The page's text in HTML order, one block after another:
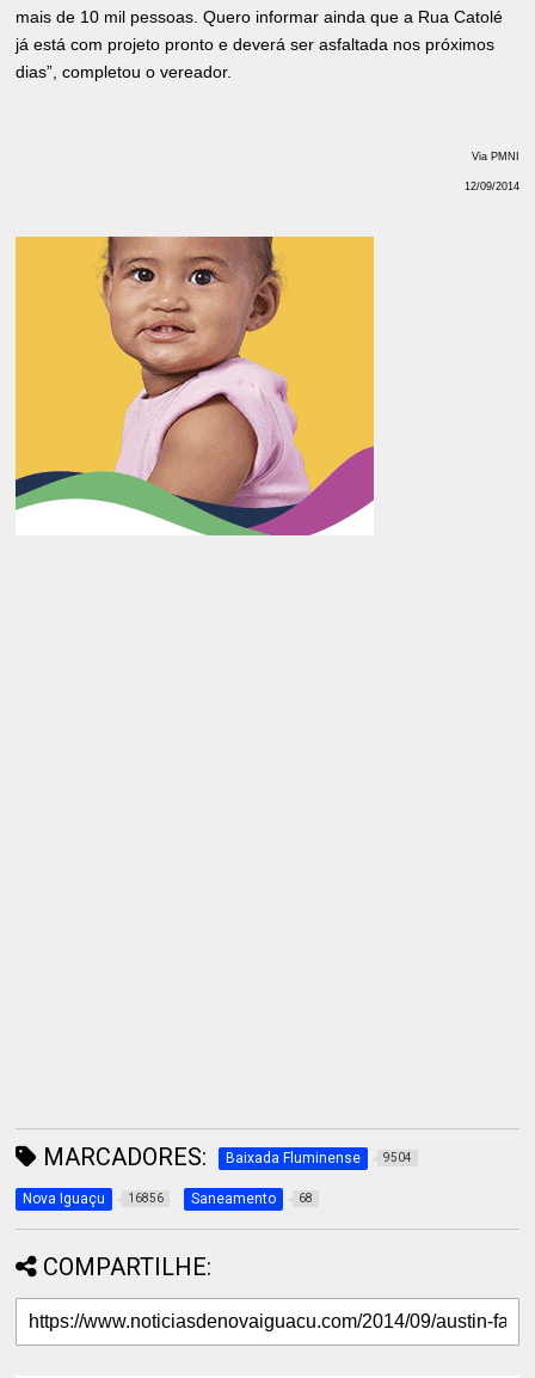
mais de 10 mil pessoas. Quero informar ainda que a Rua Catolé
já está com projeto pronto e deverá ser asfaltada nos próximos
dias”, completou o vereador.
Via PMNI
12/09/2014
MARCADORES: Baixada Fluminense 9504
Nova Iguaçu 16856 Saneamento 68
COMPARTILHE: